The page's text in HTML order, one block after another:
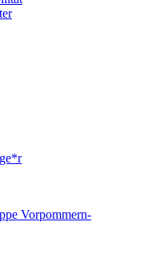
Vorpommern-